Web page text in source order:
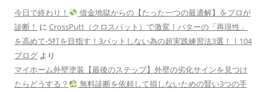
今日で終わり！
借金地獄からの【たった一つの最適解】をプロが
診断！ に CrossPutt（クロスパット）で激変！パターの「再現性」
を高めて-5打を目指す！3パットしない為の超実践練習法3選！ | 104
ブログ より
マイホーム外壁塗装【最後のステップ】外壁の劣化サインを見つけ
たらどうする？
無料診断を依頼して損しないための賢い3つの手